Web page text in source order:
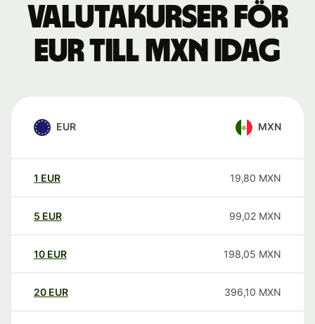
Valutakurser för
EUR till MXN idag
EUR MXN
1 EUR 19,80 MXN
5 EUR 99,02 MXN
10 EUR 198,05 MXN
20 EUR 396,10 MXN